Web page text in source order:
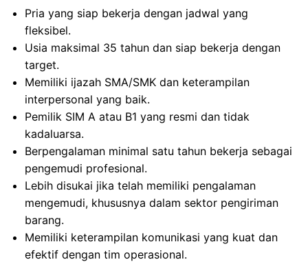
Pria yang siap bekerja dengan jadwal yang
fleksibel.
Usia maksimal 35 tahun dan siap bekerja dengan
target.
Memiliki ijazah SMA/SMK dan keterampilan
interpersonal yang baik.
Pemilik SIM A atau B1 yang resmi dan tidak
kadaluarsa.
Berpengalaman minimal satu tahun bekerja sebagai
pengemudi profesional.
Lebih disukai jika telah memiliki pengalaman
mengemudi, khususnya dalam sektor pengiriman
barang.
Memiliki keterampilan komunikasi yang kuat dan
efektif dengan tim operasional.